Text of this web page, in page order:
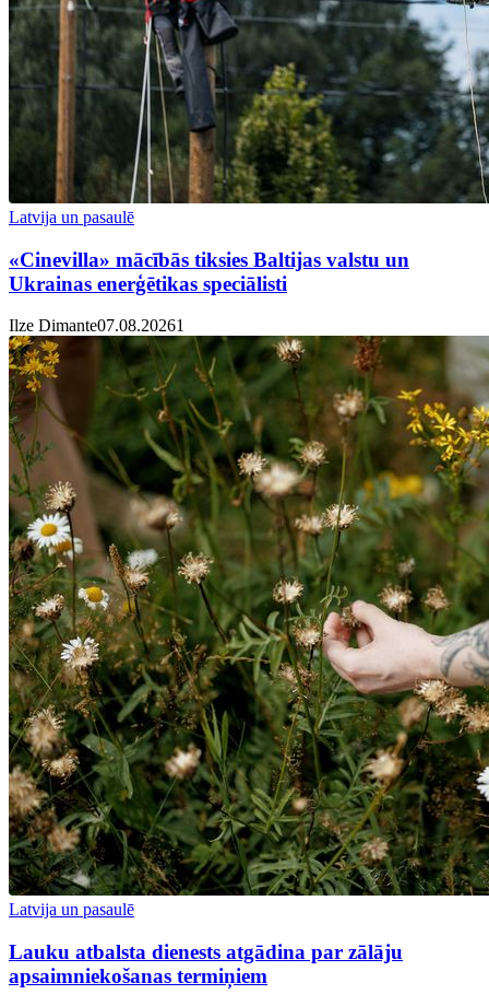
Latvija un pasaulē
«Cinevilla» mācībās tiksies Baltijas valstu un
Ukrainas enerģētikas speciālisti
Ilze Dimante07.08.20261
Latvija un pasaulē
Lauku atbalsta dienests atgādina par zālāju
apsaimniekošanas termiņiem